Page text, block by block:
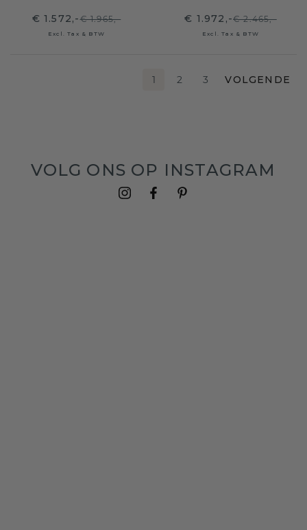
€ 1.572,-€ 1.965,-
Excl. Tax & BTW
€ 1.972,-€ 2.465,-
Excl. Tax & BTW
1 2 3 VOLGENDE
VOLG ONS OP INSTAGRAM